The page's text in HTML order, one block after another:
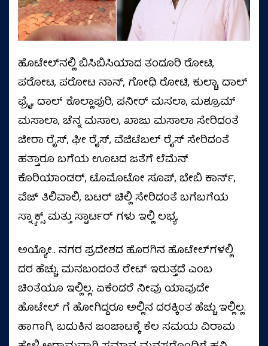
ಹೊಟೇಲ್‌ನಲ್ಲಿ ಬಿಸಿಬಿಸಿಯಾದ ತಂದೂರಿ ರೋಟಿ,
ಪರೋಟ, ಪರೋಟ ನಾನ್, ಗೋಧಿ ರೋಟಿ, ಕುಲ್ಚಾ, ದಾಲ್
ಫ್ರೈ, ದಾಲ್ ಕೊಲ್ಲಾಪುರಿ, ಪನೀರ್ ಮಸಲಾ, ಮಶ್ರೂಮ್
ಮಸಾಲಾ, ಚೆನ್ನ ಮಸಾಲ, ಖಾಜು ಮಸಾಲಾ ಸೇರಿದಂತೆ
ಜೀರಾ ರೈಸ್, ಘೀ ರೈಸ್, ವೆಜಿಟೆಬಲ್ ರೈಸ್ ಸೇರಿದಂತೆ
ಹತ್ತಾರೂ ಬಗೆಯ ಊಟದ ಜತೆಗೆ ಲೆಮೆನ್
ಕೊರಿಯಾಂಡರ್, ಟೊಮೊಟೋ ಸೂಪ್, ಬೇಬಿ ಕಾರ್ನ್,
ವೆಜ್ ತಿಲಿವಾಲಿ, ಬಟರ್ ಚಿಲ್ಲಿ ಸೇರಿದಂತೆ ಬಗೆಬಗೆಯ
ಸ್ನ್ಯಾಕ್ಸ್ ಮತ್ತು ಸ್ಟಾರ್ಟರ್ ಗಳು ಇಲ್ಲಿ ಲಭ್ಯ.
ಅಯ್ಯೋ.. ನಗರ ಪ್ರದೇಶದ ಹೊರಗಿನ ಹೊಟೇಲ್‌ಗಳಲ್ಲಿ
ದರ ಹೆಚ್ಚು. ಮನಬಂದಂತೆ ರೇಟ್ ಇರುತ್ತದೆ ಎಂಬ
ಚಿಂತೆಯೂ ಇಲ್ಲಿಲ್ಲ. ಏಕೆಂದರೆ ನೀವು ಯಾವುದೇ
ಹೊಟೇಲ್‌ ಗೆ ಹೋಗಿದ್ದರೂ ಅಲ್ಲಿನ ದರಕ್ಕಿಂತ ಹೆಚ್ಚು ಇಲ್ಲಿಲ್ಲ.
ಹಾಗಾಗಿ, ಬದುಕಿನ ಜಂಜಾಟಕ್ಕೆ ಕೆಲ ಸಮಯ ವಿರಾಮ